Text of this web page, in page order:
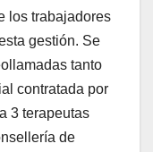
los trabajadores
gestión. Se
tanto
contratada por
3 terapeutas
de